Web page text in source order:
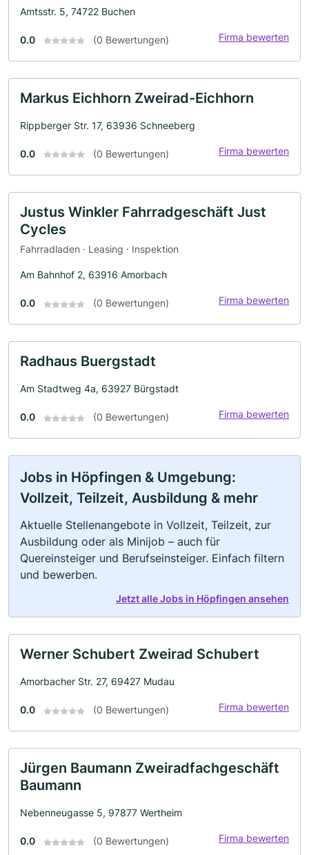
Amtsstr. 5, 74722 Buchen
0.0 (0 Bewertungen) Firma bewerten
Markus Eichhorn Zweirad-Eichhorn
Rippberger Str. 17, 63936 Schneeberg
0.0 (0 Bewertungen) Firma bewerten
Justus Winkler Fahrradgeschäft Just
Cycles
Fahrradladen · Leasing · Inspektion
Am Bahnhof 2, 63916 Amorbach
0.0 (0 Bewertungen) Firma bewerten
Radhaus Buergstadt
Am Stadtweg 4a, 63927 Bürgstadt
0.0 (0 Bewertungen) Firma bewerten
Jobs in Höpfingen & Umgebung:
Vollzeit, Teilzeit, Ausbildung & mehr
Aktuelle Stellenangebote in Vollzeit, Teilzeit, zur
Ausbildung oder als Minijob – auch für
Quereinsteiger und Berufseinsteiger. Einfach filtern
und bewerben.
Jetzt alle Jobs in Höpfingen ansehen
Werner Schubert Zweirad Schubert
Amorbacher Str. 27, 69427 Mudau
0.0 (0 Bewertungen) Firma bewerten
Jürgen Baumann Zweiradfachgeschäft
Baumann
Nebenneugasse 5, 97877 Wertheim
0.0 (0 Bewertungen) Firma bewerten